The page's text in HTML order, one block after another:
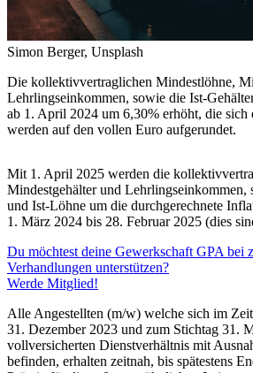
Simon Berger, Unsplash
Die kollektivvertraglichen Mindestlöhne,
Lehrlingseinkommen, sowie die Ist-
ab 1. April 2024 um 6,30% erhöht, die sich
werden auf den vollen Euro aufgerundet.
Mit 1. April 2025 werden die
Mindestgehälter und Lehrlingseinkommen,
und Ist-Löhne um die durchgerechnete
1. März 2024 bis 28. Februar 2025 (dies
Du möchtest deine Gewerkschaft GPA bei
Verhandlungen unterstützen?
Werde Mitglied!
Alle Angestellten (m/w) welche sich im
31. Dezember 2023 und zum Stichtag 31.
vollversicherten Dienstverhältnis mit
befinden, erhalten zeitnah, bis spätestens